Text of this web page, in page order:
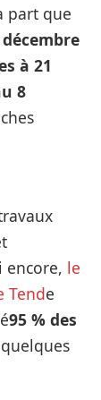
part que
à 21
8
encore, le
Tende
95 % des